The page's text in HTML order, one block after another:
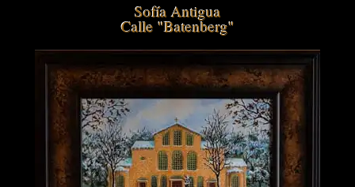
Sofía Antigua
Calle "Batenberg"